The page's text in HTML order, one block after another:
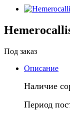
Под заказ
Описание
Наличие
Период